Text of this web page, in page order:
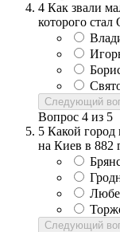
4 Как звали
которого стал
Вопрос 4 из 5
5 Какой город
на Киев в 882